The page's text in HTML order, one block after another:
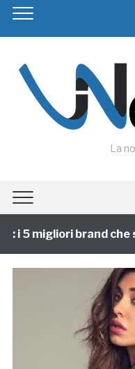
La
5 migliori brand che